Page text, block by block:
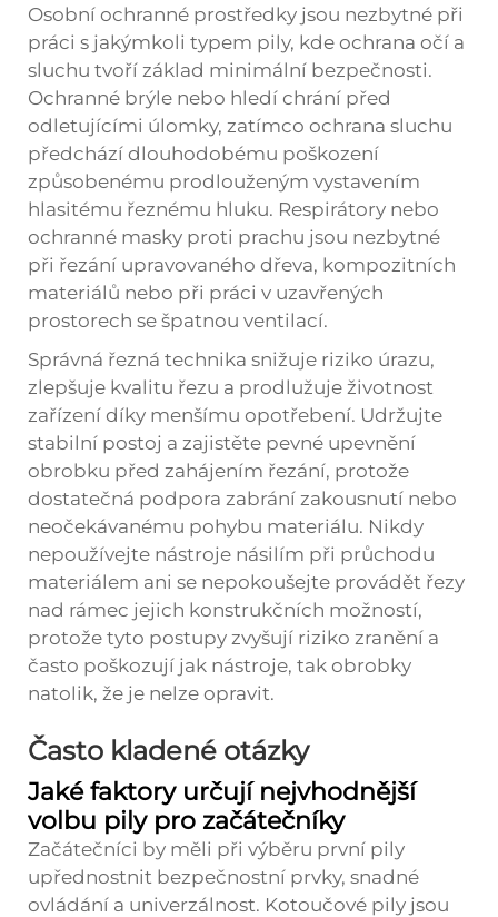
Osobní ochranné prostředky jsou nezbytné při
práci s jakýmkoli typem pily, kde ochrana očí a
sluchu tvoří základ minimální bezpečnosti.
Ochranné brýle nebo hledí chrání před
odletujícími úlomky, zatímco ochrana sluchu
předchází dlouhodobému poškození
způsobenému prodlouženým vystavením
hlasitému řeznému hluku. Respirátory nebo
ochranné masky proti prachu jsou nezbytné
při řezání upravovaného dřeva, kompozitních
materiálů nebo při práci v uzavřených
prostorech se špatnou ventilací.
Správná řezná technika snižuje riziko úrazu,
zlepšuje kvalitu řezu a prodlužuje životnost
zařízení díky menšímu opotřebení. Udržujte
stabilní postoj a zajistěte pevné upevnění
obrobku před zahájením řezání, protože
dostatečná podpora zabrání zakousnutí nebo
neočekávanému pohybu materiálu. Nikdy
nepoužívejte nástroje násilím při průchodu
materiálem ani se nepokoušejte provádět řezy
nad rámec jejich konstrukčních možností,
protože tyto postupy zvyšují riziko zranění a
často poškozují jak nástroje, tak obrobky
natolik, že je nelze opravit.
Často kladené otázky
Jaké faktory určují nejvhodnější
volbu pily pro začátečníky
Začátečníci by měli při výběru první pily
upřednostnit bezpečnostní prvky, snadné
ovládání a univerzálnost. Kotoučové pily jsou